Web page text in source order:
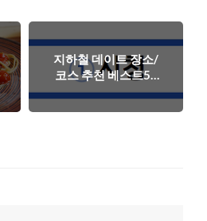
지하철 데이트 장소/
코스 추천 베스트5 -
서울, 지하철타고 연